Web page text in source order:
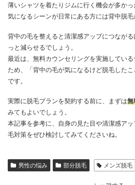
薄いシャツを着たりジムに行く機会が多か
気になるシーンが日常にある方には背中脱毛
背中の毛を整えると清潔感アップにつなが
っと減らせるでしょう。
最近は、無料カウンセリングを実施してい
ため、「背中の毛が気になるけど脱毛した
です。
実際に脱毛プランを契約する前に、まずは無
みてもよいでしょう。
本記事を参考に、自身の見た目や清潔感ア
毛対策をぜひ検討してみてくださいね。
男性の悩み 部分脱毛 メンズ脱毛